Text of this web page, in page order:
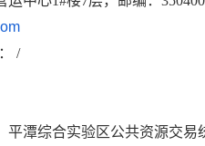
/
平潭综合实验区公共资源交易